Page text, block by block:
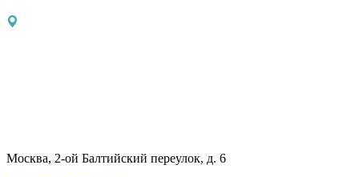
Москва, 2-ой Балтийский переулок, д. 6